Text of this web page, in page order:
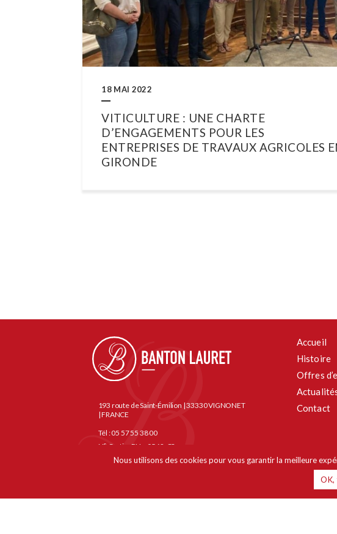
18 MAI 2022
VITICULTURE : UNE CHARTE
D’ENGAGEMENTS POUR LES
ENTREPRISES DE TRAVAUX AGRICOLES
GIRONDE
193 route de Saint-Émilion | 33330 VIGNONET
| FRANCE
Tél : 05 57 55 38 00
N° Certis : PH – 0562-C3
NOUS CONTACTER
Accueil
Histoire
Offres
Contact
Nous utilisons des cookies pour vous garantir la meilleure
OK,